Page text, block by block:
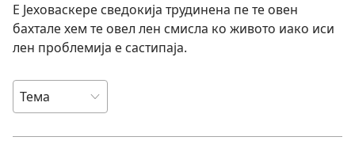
Е Јеховаскере сведокија трудинена пе те овен
бахтале хем те овел лен смисла ко живото иако иси
лен проблемија е састипаја.